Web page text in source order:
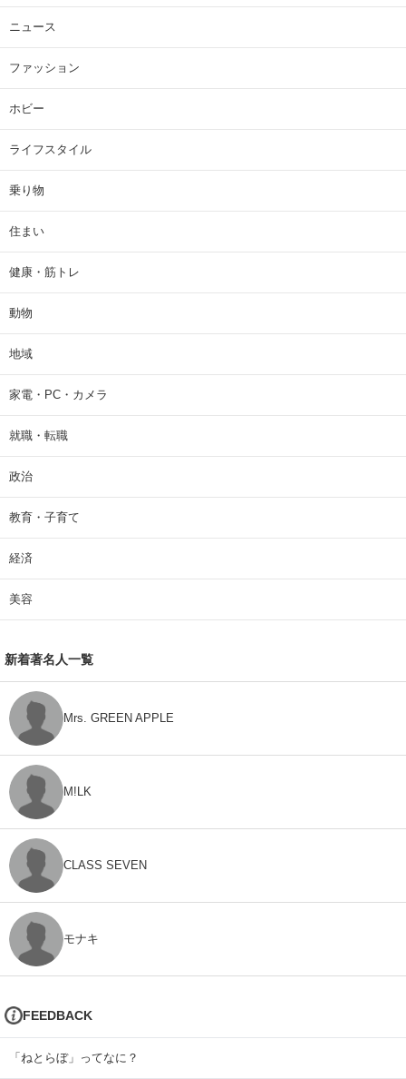
ニュース
ファッション
ホビー
ライフスタイル
乗り物
住まい
健康・筋トレ
動物
地域
家電・PC・カメラ
就職・転職
政治
教育・子育て
経済
美容
新着著名人一覧
Mrs. GREEN APPLE
M!LK
CLASS SEVEN
モナキ
FEEDBACK
「ねとらぼ」ってなに？